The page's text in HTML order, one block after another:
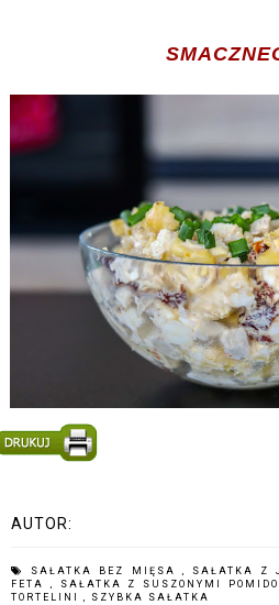
AUTOR:
SAŁATKA BEZ MIĘSA , SAŁATKA Z
FETA , SAŁATKA Z SUSZONYMI
TORTELINI , SZYBKA SAŁATKA